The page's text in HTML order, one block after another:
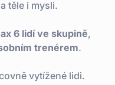
těle i mysli.
6 lidí ve skupině,
trenérem.
vytížené lidi.